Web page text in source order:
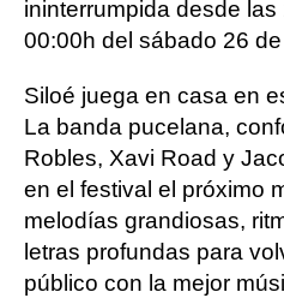
ininterrumpida desde
00:00h del sábado 26
Siloé juega en casa en
La banda pucelana,
Robles, Xavi Road y
en el festival el próximo
melodías grandiosas,
letras profundas para
público con la mejor